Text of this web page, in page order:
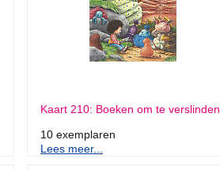
Kaart 210: Boeken om te verslinden
10 exemplaren
Lees meer...